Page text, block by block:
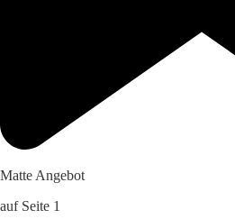
Matte Angebot
auf Seite 1